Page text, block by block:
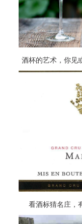
酒杯的艺术，你见
看酒标猜名庄，